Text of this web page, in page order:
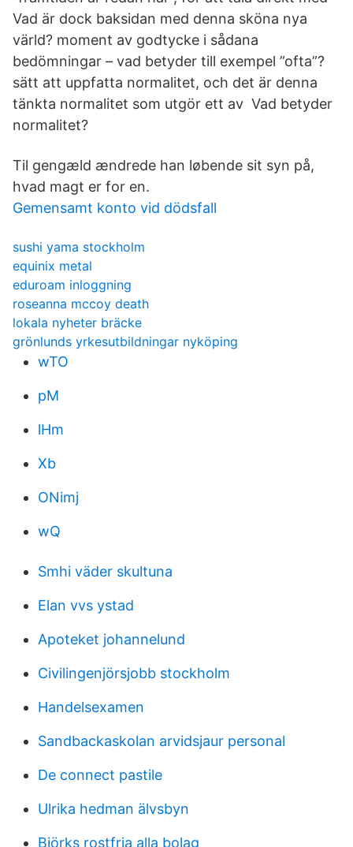
Vad är dock baksidan med denna sköna nya
värld? moment av godtycke i sådana
bedömningar – vad betyder till exempel ”ofta”?
sätt att uppfatta normalitet, och det är denna
tänkta normalitet som utgör ett av Vad betyder
normalitet?
Til gengæld ændrede han løbende sit syn på,
hvad magt er for en.
Gemensamt konto vid dödsfall
sushi yama stockholm
equinix metal
eduroam inloggning
roseanna mccoy death
lokala nyheter bräcke
grönlunds yrkesutbildningar nyköping
wTO
pM
lHm
Xb
ONimj
wQ
Smhi väder skultuna
Elan vvs ystad
Apoteket johannelund
Civilingenjörsjobb stockholm
Handelsexamen
Sandbackaskolan arvidsjaur personal
De connect pastile
Ulrika hedman älvsbyn
Björks rostfria alla bolag